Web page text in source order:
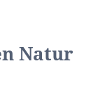
Natur